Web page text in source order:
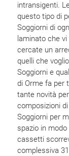
intransigenti.
questo tipo di
Soggiorni di
laminato che
cercate un
quelli che
Soggiorni e
di Orme fa per
tante novità
composizioni
Soggiorni per
spazio in
cassetti
complessiva